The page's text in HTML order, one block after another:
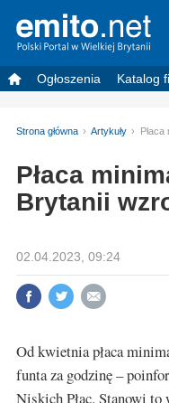
Ogłoszenia Katalog
Strona główna Artykuły
Płaca
Brytanii
02.04.2023, 09:24
Od kwietnia płaca
funta za godzinę –
Niskich Płac. Stanowi